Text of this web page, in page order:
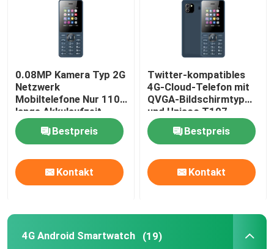
4G-Smartwatch
4G-Cloud-Telefon
4G Android Smartwatch
Intelligente Uhr ECG
Wasserdichte Smartwatch
Blutdruck Smartwatch
0.08MP Kamera Typ 2G
Netzwerk
Mobiltelefone Nur 110g
lange Akkulaufzeit
Bestpreis
Kontakt
Twitter-kompatibles
4G-Cloud-Telefon mit
QVGA-Bildschirmtyp
und Unisoc T107-
Chipsatz
Bestpreis
Kontakt
4G Android Smartwatch (19)